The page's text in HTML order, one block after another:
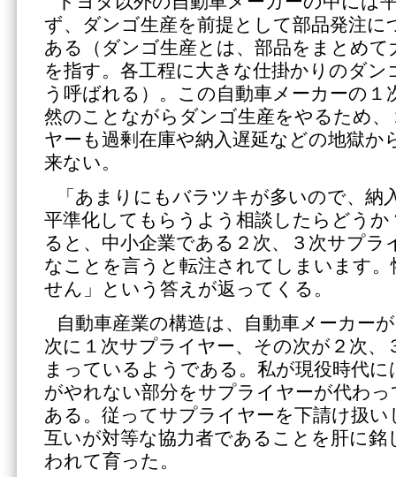
ず、ダンゴ生産を前提として部品発注に
ある（ダンゴ生産とは、部品をまとめて
を指す。各工程に大きな仕掛かりのダ
う呼ばれる）。この自動車メーカーの１
然のことながらダンゴ生産をやるため
ヤーも過剰在庫や納入遅延などの地獄か
来ない。
「あまりにもバラツキが多いので、納
平準化してもらうよう相談したらどう
ると、中小企業である２次、３次サプラ
なことを言うと転注されてしまいます
せん」という答えが返ってくる。
自動車産業の構造は、自動車メーカー
次に１次サプライヤー、その次が２次
まっているようである。私が現役時代に
がやれない部分をサプライヤーが代わ
ある。従ってサプライヤーを下請け扱
互いが対等な協力者であることを肝に銘
われて育った。